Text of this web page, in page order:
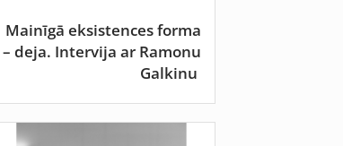
Mainīgā eksistences forma
– deja. Intervija ar Ramonu
Galkinu